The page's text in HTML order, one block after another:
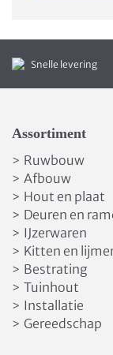
Snelle levering
Assortiment
> Ruwbouw
> Afbouw
> Hout en plaat
> Deuren en
> IJzerwaren
> Kitten en
> Bestrating
> Tuinhout
> Installatie
> Gereedschap